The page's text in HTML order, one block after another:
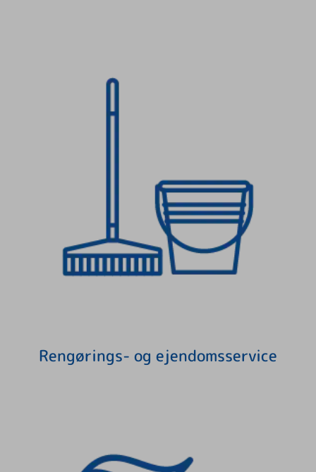
Rengørings- og ejendomsservice